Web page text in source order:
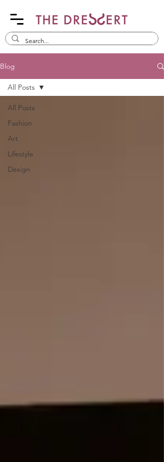
Blog
All Posts
Fashion
Art
Lifestyle
Design
All Posts